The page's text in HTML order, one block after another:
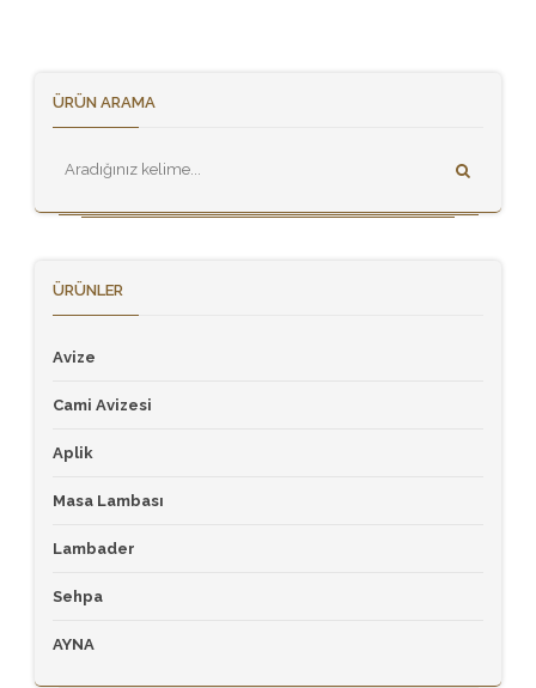
ÜRÜN ARAMA
ÜRÜNLER
Avize
Cami Avizesi
Aplik
Masa Lambası
Lambader
Sehpa
AYNA